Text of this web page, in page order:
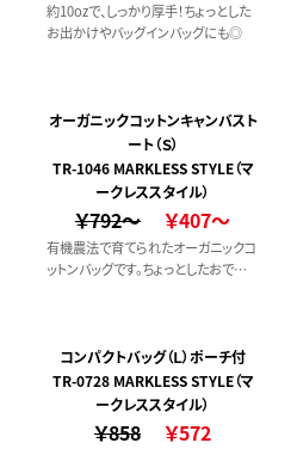
約10ozで、しっかり厚手！ちょっとした
お出かけやバッグインバッグにも◎
オーガニックコットンキャンバスト
ート（Ｓ）
TR-1046 MARKLESS STYLE（マ
ークレススタイル）
￥792～ ￥407～
有機農法で育てられたオーガニックコ
ットンバッグです。ちょっとしたおでか
コンパクトバッグ（Ｌ）ポーチ付
TR-0728 MARKLESS STYLE（マ
ークレススタイル）
￥858 ￥572